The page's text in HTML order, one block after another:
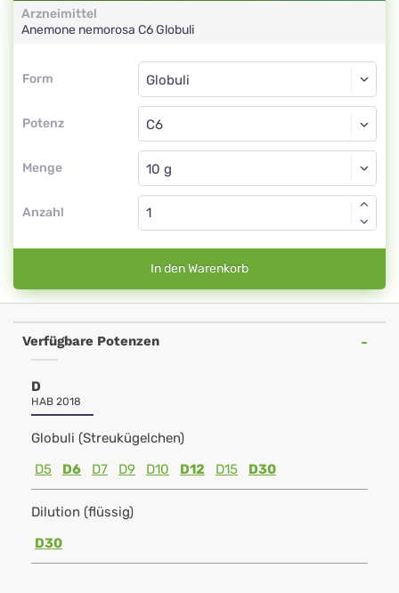
Arzneimittel
Anemone nemorosa C6Globuli
Form
Form
Potenz
Globuli
C6
Menge
Globuli
Anzahl
In den Warenkorb
Verfügbare Potenzen
D
HAB 2018
Globuli (Streukügelchen)
D5
D6 D7 D9 D10 D12 D15 D30
Dilution (flüssig)
D30